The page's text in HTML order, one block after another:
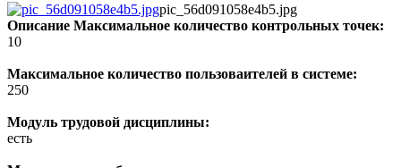
pic_56d091058e4b5.jpg
Описание Максимальное количество контрольных точек:
10
Максимальное количество пользоваителей в системе:
250
Модуль трудовой дисциплины:
есть